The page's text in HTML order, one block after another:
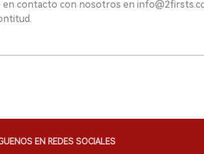
en contacto con nosotros en
EN REDES SOCIALES